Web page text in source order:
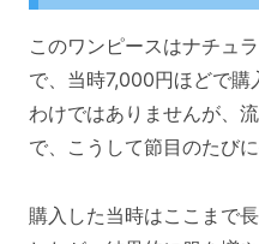
このワンピースはナチュ
で、当時7,000円ほどで購
わけではありませんが、
で、こうして節目のたび
購入した当時はここまで